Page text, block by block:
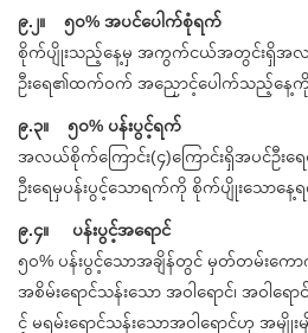
၉.၂။ ၅၀% အပင်ပေါက်စုံရက်
စိုက်ပျိုးသည့်နေ့မှ အကွက်ငယ်အတွင်းရှိအလ
ဦးရေ၏ထက်ဝက် အညှောင့်ပေါက်သည့်နေ့
၉.၃။ ၅၀% ပန်းပွင့်ရက်
အလယ်စိုက်ကြောင်း(၄)ကြောင်းရှိအပင်ဦး
ဦးရေမှပန်းပွင့်သောရက်ကို စိုက်ပျိုးသော
၉.၄။ ပန်းပွင့်အရောင်
၅၀% ပန်းပွင့်သောအချိန်တွင် မှတ်တမ်းကော
အစိမ်းရောင်သန်းသော အဝါရောင်၊ အဝါရေ
င့် မရမ်းရောင်သန်းသောအဝါရောင်ဟု အမျိုး